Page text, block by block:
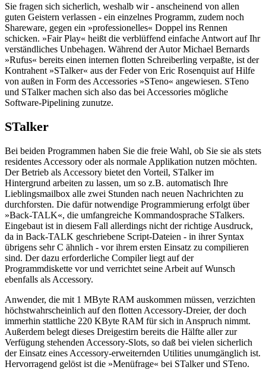
Sie fragen sich sicherlich, weshalb wir - anscheinend von allen
guten Geistern verlassen - ein einzelnes Programm, zudem noch
Shareware, gegen ein »professionelles« Doppel ins Rennen
schicken. »Fair Play« heißt die verblüffend einfache Antwort auf Ihr
verständliches Unbehagen. Während der Autor Michael Bernards
»Rufus« bereits einen internen flotten Schreiberling verpaßte, ist der
Kontrahent »STalker« aus der Feder von Eric Rosenquist auf Hilfe
von außen in Form des Accessories »STeno« angewiesen. STeno
und STalker machen sich also das bei Accessories mögliche
Software-Pipelining zunutze.
STalker
Bei beiden Programmen haben Sie die freie Wahl, ob Sie sie als stets
residentes Accessory oder als normale Applikation nutzen möchten.
Der Betrieb als Accessory bietet den Vorteil, STalker im
Hintergrund arbeiten zu lassen, um so z.B. automatisch Ihre
Lieblingsmailbox alle zwei Stunden nach neuen Nachrichten zu
durchforsten. Die dafür notwendige Programmierung erfolgt über
»Back-TALK«, die umfangreiche Kommandosprache STalkers.
Eingebaut ist in diesem Fall allerdings nicht der richtige Ausdruck,
da in Back-TALK geschriebene Script-Dateien - in ihrer Syntax
übrigens sehr C ähnlich - vor ihrem ersten Einsatz zu compilieren
sind. Der dazu erforderliche Compiler liegt auf der
Programmdiskette vor und verrichtet seine Arbeit auf Wunsch
ebenfalls als Accessory.
Anwender, die mit 1 MByte RAM auskommen müssen, verzichten
höchstwahrscheinlich auf den flotten Accessory-Dreier, der doch
immerhin stattliche 220 KByte RAM für sich in Anspruch nimmt.
Außerdem belegt dieses Dreigestirn bereits die Hälfte aller zur
Verfügung stehenden Accessory-Slots, so daß bei vielen sicherlich
der Einsatz eines Accessory-erweiternden Utilities unumgänglich ist.
Hervorragend gelöst ist die »Menüfrage« bei STalker und STeno.